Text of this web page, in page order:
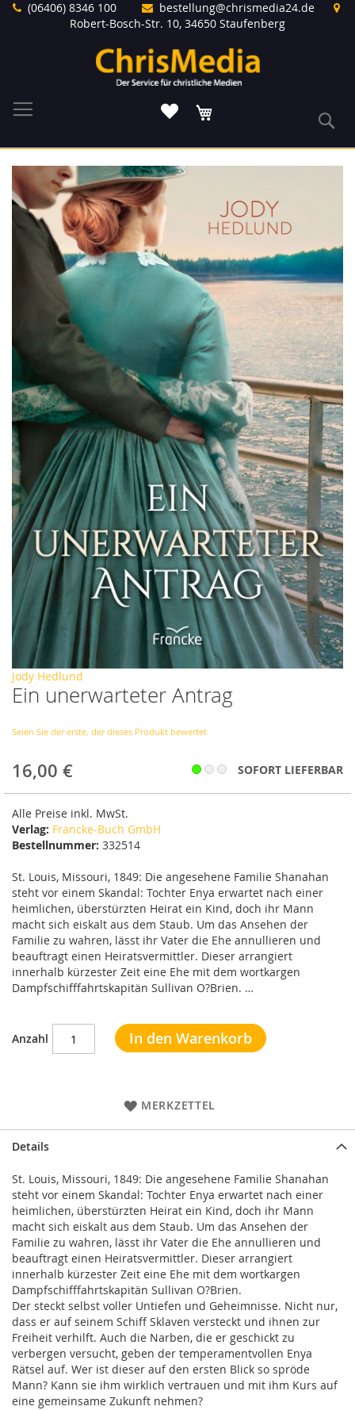
Direkt(06406) 8346 100
bestellung@chrismedia24.de
Robert-Bosch-Str. 10, 34650 Staufenberg
Jody Hedlund
Ein unerwarteter Antrag
Seien Sie der erste, der dieses Produkt bewertet
16,00 € SOFORT LIEFERBAR
Alle Preise inkl. MwSt.
Verlag: Francke-Buch GmbH
Bestellnummer: 332514
St. Louis, Missouri, 1849: Die angesehene Familie Shanahan
steht vor einem Skandal: Tochter Enya erwartet nach einer
heimlichen, überstürzten Heirat ein Kind, doch ihr Mann
macht sich eiskalt aus dem Staub. Um das Ansehen der
Familie zu wahren, lässt ihr Vater die Ehe annullieren und
beauftragt einen Heiratsvermittler. Dieser arrangiert
innerhalb kürzester Zeit eine Ehe mit dem wortkargen
Dampfschifffahrtskapitän Sullivan O?Brien. …
Anzahl In den Warenkorb
MERKZETTEL
Zum
Ende
der
Bildergalerie
springen
Zum
Anfang
der
springen
Details
St. Louis, Missouri, 1849: Die angesehene Familie Shanahan
steht vor einem Skandal: Tochter Enya erwartet nach einer
heimlichen, überstürzten Heirat ein Kind, doch ihr Mann
macht sich eiskalt aus dem Staub. Um das Ansehen der
Familie zu wahren, lässt ihr Vater die Ehe annullieren und
beauftragt einen Heiratsvermittler. Dieser arrangiert
innerhalb kürzester Zeit eine Ehe mit dem wortkargen
Dampfschifffahrtskapitän Sullivan O?Brien.
Der steckt selbst voller Untiefen und Geheimnisse. Nicht nur,
dass er auf seinem Schiff Sklaven versteckt und ihnen zur
Freiheit verhilft. Auch die Narben, die er geschickt zu
verbergen versucht, geben der temperamentvollen Enya
Rätsel auf. Wer ist dieser auf den ersten Blick so spröde
Mann? Kann sie ihm wirklich vertrauen und mit ihm Kurs auf
eine gemeinsame Zukunft nehmen?